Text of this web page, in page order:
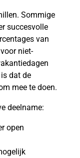
Sommige
succesvolle
van
niet-
dat de
mee te doen.
deelname:
open